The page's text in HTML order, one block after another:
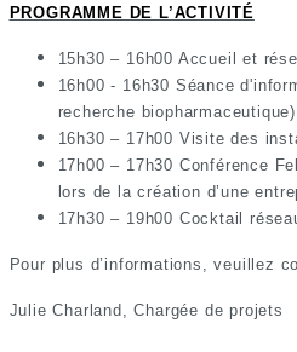
PROGRAMME DE L’ACTIVITÉ
15h30 – 16h00 Accueil et
16h00 - 16h30 Séance
recherche biopharmaceutique)
16h30 – 17h00 Visite des
17h00 – 17h30 Conférence
lors de la création d’une
17h30 – 19h00 Cocktail
Pour plus d’informations, veuillez
Julie Charland,Chargée de projets